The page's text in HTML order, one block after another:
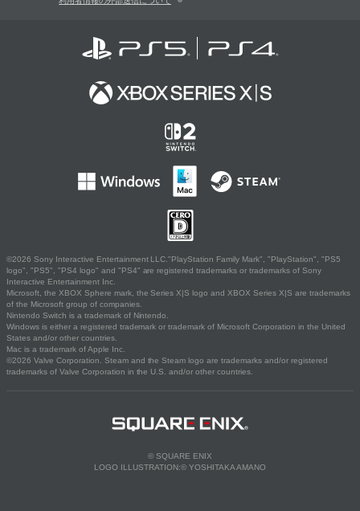
©2026 Sony Interactive Entertainment LLC."PlayStation Family Mark", "PlayStation", "PS5
logo", "PS5", "PS4 logo" and "PS4" are registered trademarks or trademarks of Sony
Interactive Entertainment Inc.
Microsoft, the XBOX Sphere mark, the Series X|S logo and XBOX Series X|S are trademarks
of the Microsoft group of companies.
Nintendo Switch is a trademark of Nintendo.
Windows is either a registered trademark or trademark of Microsoft Corporation in the United
States and/or other countries.
Mac is a trademark of Apple Inc.
©2026 Valve Corporation. Steam and the Steam logo are trademarks and/or registered
trademarks of Valve Corporation in the U.S. and/or other countries.
© SQUARE ENIX
LOGO ILLUSTRATION:© YOSHITAKA AMANO